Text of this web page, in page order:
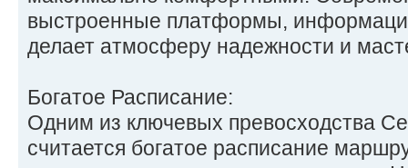
выстроенные платформы,
делает атмосферу надежности и
Богатое Расписание:
Одним из ключевых превосходства
считается богатое расписание